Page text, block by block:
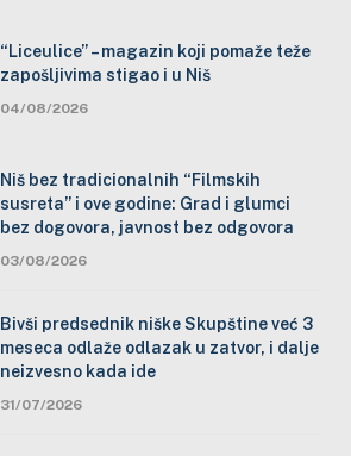
“Liceulice” – magazin koji pomaže teže
zapošljivima stigao i u Niš
04/08/2026
Niš bez tradicionalnih “Filmskih
susreta” i ove godine: Grad i glumci
bez dogovora, javnost bez odgovora
03/08/2026
Bivši predsednik niške Skupštine već 3
meseca odlaže odlazak u zatvor, i dalje
neizvesno kada ide
31/07/2026